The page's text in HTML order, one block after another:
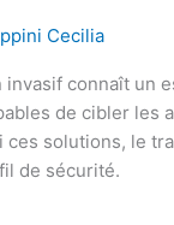
Cecilia
connaît un
de cibler les
ces solutions, le
de sécurité.